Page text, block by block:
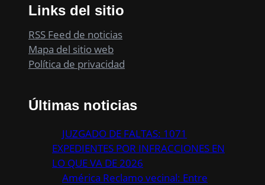
Links del sitio
RSS Feed de noticias
Mapa del sitio web
Política de privacidad
Últimas noticias
JUZGADO DE FALTAS: 1071
EXPEDIENTES POR INFRACCIONES EN
LO QUE VA DE 2026
América Reclamo vecinal: Entre